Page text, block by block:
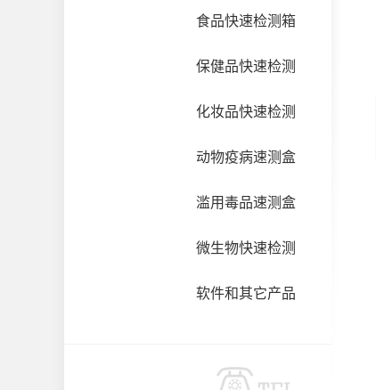
食品快速检测箱
保健品快速检测
化妆品快速检测
动物疫病速测盒
滥用毒品速测盒
微生物快速检测
软件和其它产品